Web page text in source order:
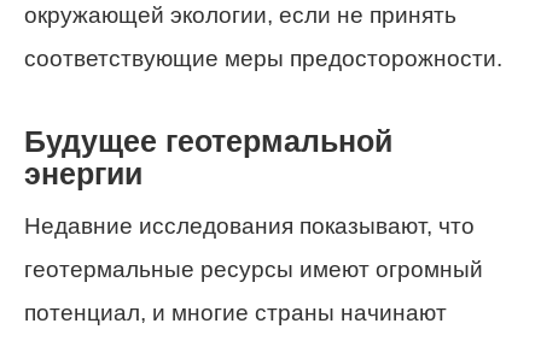
окружающей экологии, если не принять
соответствующие меры предосторожности.
Будущее геотермальной
энергии
Недавние исследования показывают, что
геотермальные ресурсы имеют огромный
потенциал, и многие страны начинают